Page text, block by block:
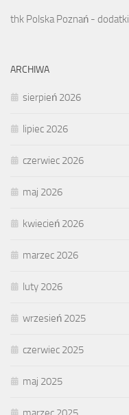
thk Polska Poznań - dodatki
ARCHIWA
sierpień 2026
lipiec 2026
czerwiec 2026
maj 2026
kwiecień 2026
marzec 2026
luty 2026
wrzesień 2025
czerwiec 2025
maj 2025